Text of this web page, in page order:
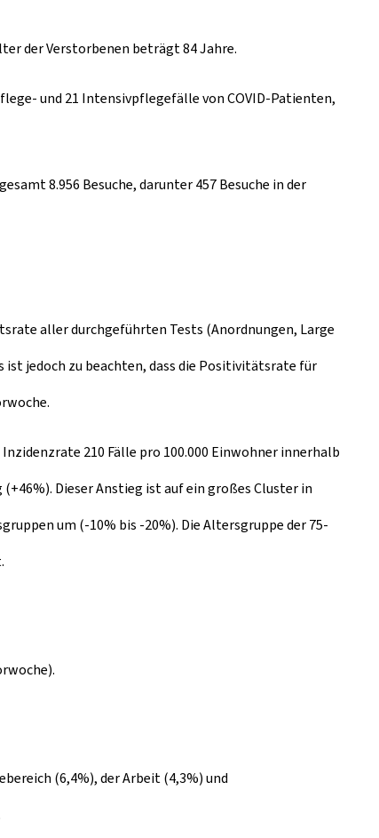
der Verstorbenen beträgt 84 Jahre.
und 21 Intensivpflegefälle von COVID-Patienten,
8.956 Besuche, darunter 457 Besuche in der
aller durchgeführten Tests (Anordnungen, Large
ist jedoch zu beachten, dass die Positivitätsrate für
210 Fälle pro 100.000 Einwohner innerhalb
Dieser Anstieg ist auf ein großes Cluster in
um (-10% bis -20%). Die Altersgruppe der 75-
(6,4%), der Arbeit (4,3%) und